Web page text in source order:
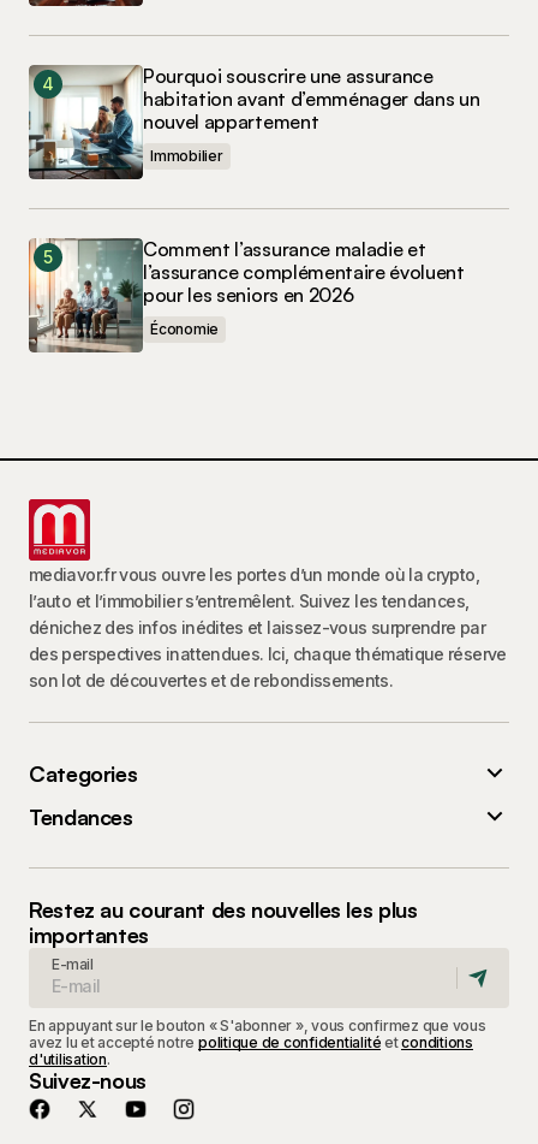
Pourquoi souscrire une assurance
habitation avant d’emménager dans un
nouvel appartement
Immobilier
Comment l’assurance maladie et
l’assurance complémentaire évoluent
pour les seniors en 2026
Économie
mediavor.fr vous ouvre les portes d’un monde où la crypto,
l’auto et l’immobilier s’entremêlent. Suivez les tendances,
dénichez des infos inédites et laissez-vous surprendre par
des perspectives inattendues. Ici, chaque thématique réserve
son lot de découvertes et de rebondissements.
Categories
Tendances
Restez au courant des nouvelles les plus
importantes
E-mail
En appuyant sur le bouton « S'abonner », vous confirmez que vous
avez lu et accepté notre politique de confidentialité etconditions
d'utilisation.
Suivez-nous